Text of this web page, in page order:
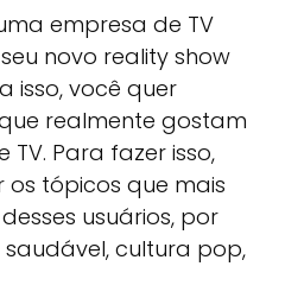
empresa de TV
novo reality show
isso, você quer
realmente gostam
TV. Para fazer isso,
tópicos que mais
usuários, por
cultura pop,